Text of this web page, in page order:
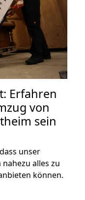
Erfahren
von
sein
unser
alles zu
können.